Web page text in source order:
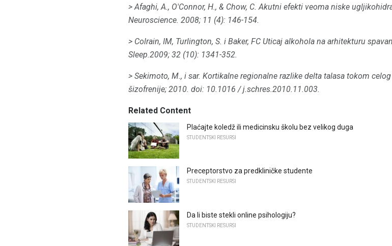
> Afaghi, A., O'Connor, H., & Chow, C. Akutni efekti veoma niske
Neuroscience. 2008; 11 (4): 146-154.
> Colrain, IM, Turlington, S. i Baker, FC Uticaj alkohola na arhitekturu
Sleep.2009; 32 (10): 1341-352.
> Sekimoto, M., i sar. Kortikalne regionalne razlike delta talasa tokom
šizofrenije; 2010. doi: 10.1016 / j.schres.2010.11.003.
Related Content
Plaćajte koledž ili medicinsku školu bez velikog duga
STUDENTSKI RESURSI
Preceptorstvo za predkliničke studente
STUDENTSKI RESURSI
Da li biste stekli online psihologiju?
STUDENTSKI RESURSI